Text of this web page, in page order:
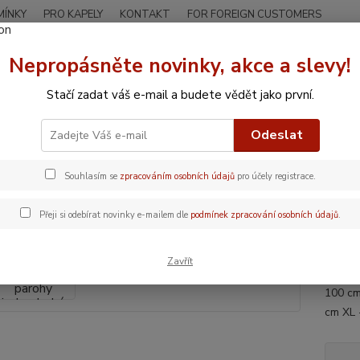
PRO KAPELY KONTAKT FOR FOREIGN CUSTOMERS
Hledat
Oblečení a jiný textil Mikina unisex Jelení parohy jednoduché
unisex Jelení parohy
100
cm XL
Nepropásněte novinky, akce a slevy!
Stačí zadat váš e-mail a budete vědět jako první.
Odeslat
Souhlasím se zpracováním osobních údajůpro účely registrace.
Přeji si odebírat novinky e-mailem dle podmínek zpracování osobních údajů.
Zavřít